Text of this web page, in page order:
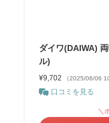
ダイワ(DAIWA)
ル)
¥9,702 （2025/06/06
口コミを見る
＼